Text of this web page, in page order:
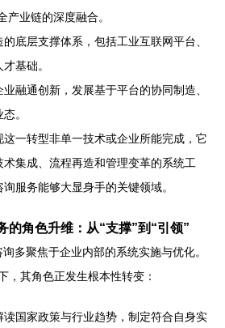
产业链的深度融合。
的底层支撑体系，包括工业互联网平台、
基础。
业融通创新，发展基于平台的协同制造、
。
一转型非单一技术或企业所能完成，它
集成、流程再造和管理变革的系统工
服务能够大显身手的关键领域。
的角色升维：从“支撑”到“引领”
多聚焦于企业内部的系统实施与优化。
，其角色正发生根本性转变：
读国家政策与行业趋势，制定符合自身实